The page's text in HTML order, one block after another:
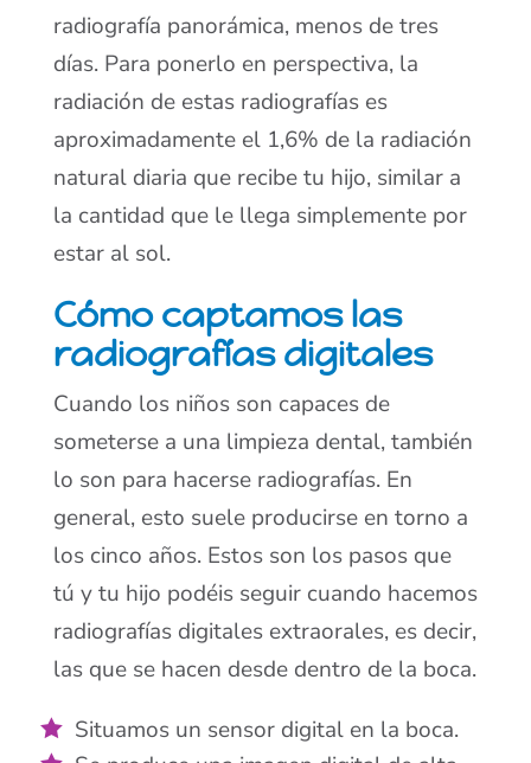
radiografía panorámica, menos de tres
días. Para ponerlo en perspectiva, la
radiación de estas radiografías es
aproximadamente el 1,6% de la radiación
natural diaria que recibe tu hijo, similar a
la cantidad que le llega simplemente por
estar al sol.
Cómo captamos las
radiografías digitales
Cuando los niños son capaces de
someterse a una limpieza dental, también
lo son para hacerse radiografías. En
general, esto suele producirse en torno a
los cinco años. Estos son los pasos que
tú y tu hijo podéis seguir cuando hacemos
radiografías digitales extraorales, es decir,
las que se hacen desde dentro de la boca.
Situamos un sensor digital en la boca.